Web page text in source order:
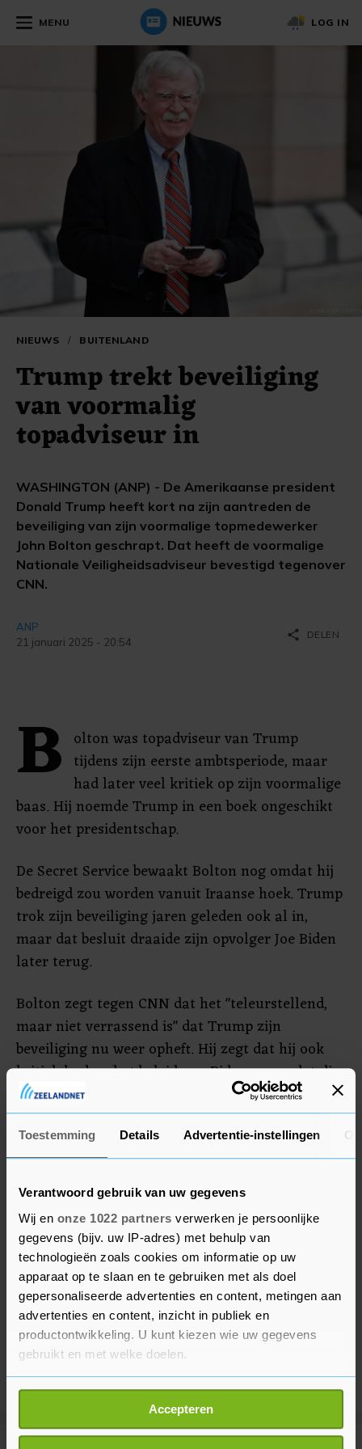
Toestemming Details Advertentie-instellingen
Verantwoord gebruik van uw gegevens
Wij en onze 1022 partners verwerken je persoonlijke
gegevens (bijv. uw IP-adres) met behulp van
technologieën zoals cookies om informatie op uw
apparaat op te slaan en te gebruiken met als doel
gepersonaliseerde advertenties en content, metingen aan
advertenties en content, inzicht in publiek en
productontwikkeling. U kunt kiezen wie uw gegevens
gebruikt en met welke doelen.
Als u het toestaat, willen we ook graag:
Informatie verzamelen over uw geografische
locatie, die tot een paar meter nauwkeurig kan zijn
Accepteren
MENU LOG IN
NIEUWS / BUITENLAND
Trump trekt beveiliging
van voormalig
topadviseur in
WASHINGTON (ANP) - De Amerikaanse president
Donald Trump heeft kort na zijn aantreden de
beveiliging van zijn voormalige topmedewerker
John Bolton geschrapt. Dat heeft de voormalige
Nationale Veiligheidsadviseur bevestigd tegenover
CNN.
ANP
21 januari 2025 - 20:54
share DELEN
B olton was topadviseur van Trump
tijdens zijn eerste ambtsperiode, maar
had later veel kritiek op zijn voormalige
baas. Hij noemde Trump in een boek ongeschikt
voor het presidentschap.
De Secret Service bewaakt Bolton nog omdat hij
bedreigd zou worden vanuit Iraanse hoek. Trump
trok zijn beveiliging jaren geleden ook al in,
maar dat besluit draaide zijn opvolger Joe Biden
later terug.
Bolton zegt tegen CNN dat het "teleurstellend,
maar niet verrassend is" dat Trump zijn
beveiliging nu weer opheft. Hij zegt dat hij ook
kritiek had op het beleid van Biden, maar dat die
toch besloot om hem weer te laten bewaken.